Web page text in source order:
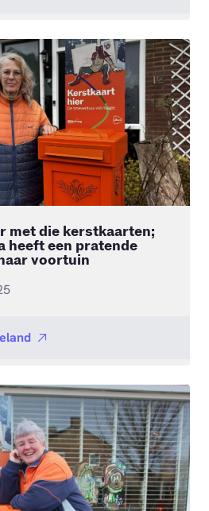
met die kerstkaarten;
heeft een pratende
voortuin